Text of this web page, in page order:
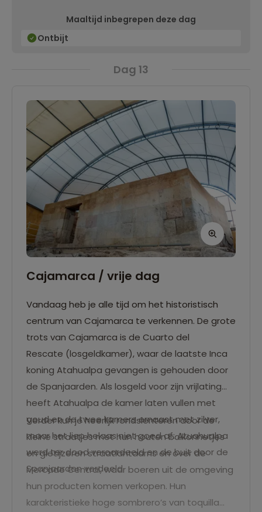
Maaltijd inbegrepen deze dag
Ontbijt
Dag 13
Cajamarca / vrije dag
Vandaag heb je alle tijd om het historistisch
centrum van Cajamarca te verkennen. De grote
trots van Cajamarca is de Cuarto del
Rescate (losgeldkamer), waar de laatste Inca
koning Atahualpa gevangen is gehouden door
de Spanjaarden. Als losgeld voor zijn vrijlating
heeft Atahualpa de kamer laten vullen met
goud en de twee kamers ernaast met zilver,
maar het liep helaas niet goed af: Atuahualpa
werd ter dood veroordeeld en de buit door de
Spanjaarden verdeeld.
Verder kun je heerlijk rondslenteren door de
kleine straatjes met hun houten balkonnetjes
en gietijzeren straatlantaarns en over de
Mercado Central, waar boeren uit de omgeving
hun producten komen verkopen. Hun
karakteristieke hoge sombrero’s van toquilla